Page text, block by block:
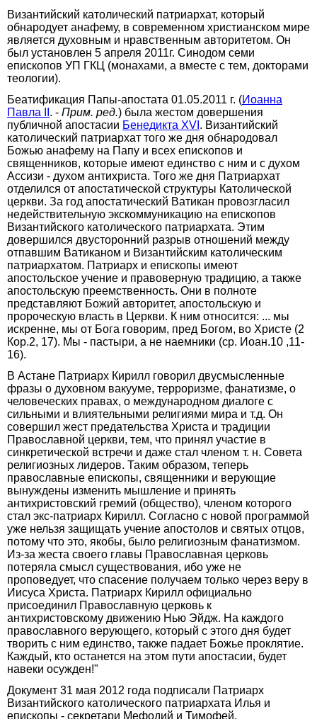
Византийский католический патриархат, который
обнародует анафему, в современном христианском мире
является духовным и нравственным авторитетом. Он
был установлен 5 апреля 2011г. Синодом семи
епископов УП ГКЦ (монахами, а вместе с тем, докторами
теологии).
Беатификация Папы-апостата 01.05.2011 г. (Иоанна
Павла II . - Прим. ред.) была жестом довершения
публичной апостасии Бенедикта XVI . Византийский
католический патриархат того же дня обнародовал
Божью анафему на Папу и всех епископов и
священников, которые имеют единство с ним и с духом
Ассизи - духом антихриста. Того же дня Патриархат
отделился от апостатической структуры Католической
церкви. За год апостатический Ватикан провозгласил
недействительную экскоммуникацию на епископов
Византийского католического патриархата. Этим
довершился двусторонний разрыв отношений между
отпавшим Ватиканом и Византийским католическим
патриархатом. Патриарх и епископы имеют
апостольское учение и правоверную традицию, а также
апостольскую преемственность. Они в полноте
представляют Божий авторитет, апостольскую и
пророческую власть в Церкви. К ним относится: ... мы
искренне, мы от Бога говорим, пред Богом, во Христе (2
Кор.2, 17). Мы - пастыри, а не наемники (ср. Иоан.10 ,11-
16).
В Астане Патриарх Кирилл говорил двусмысленные
фразы о духовном вакууме, терроризме, фанатизме, о
человеческих правах, о международном диалоге с
сильными и влиятельными религиями мира и т.д. Он
совершил жест предательства Христа и традиции
Православной церкви, тем, что принял участие в
синкретической встречи и даже стал членом т. н. Совета
религиозных лидеров. Таким образом, теперь
православные епископы, священники и верующие
вынуждены изменить мышление и принять
антихристовский гремий (общество), членом которого
стал экс-патриарх Кирилл. Согласно с новой программой
уже нельзя защищать учение апостолов и святых отцов,
потому что это, якобы, было религиозным фанатизмом.
Из-за жеста своего главы Православная церковь
потеряла смысл существования, ибо уже не
проповедует, что спасение получаем только через веру в
Иисуса Христа. Патриарх Кирилл официально
присоединил Православную церковь к
антихристовскому движению Нью Эйдж. На каждого
православного верующего, который с этого дня будет
творить с ним единство, также падает Божье проклятие.
Каждый, кто останется на этом пути апостасии, будет
навеки осужден!"
Документ 31 мая 2012 года подписали Патриарх
Византийского католического патриархата Илья и
епископы - секретари Мефодий и Тимофей.